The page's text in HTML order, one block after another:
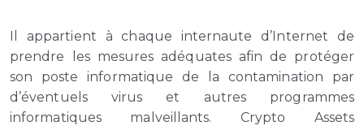
Il appartient à chaque internaute d’Internet de
prendre les mesures adéquates afin de protéger
son poste informatique de la contamination par
d’éventuels virus et autres programmes
informatiques malveillants. Crypto Assets